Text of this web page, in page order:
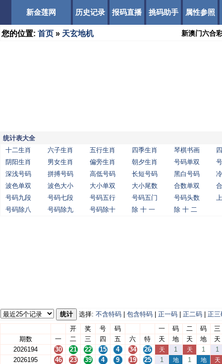
新金莲网 历史记录 报码直播 挑码助手 属性参照
您的位置: 首页 » 天玄地机 新澳门六合
统计表大全
十二生肖
六子生肖 五行生肖 四季生肖 琴棋书画
阴阳生肖
男女生肖 偏旁生肖 朝夕生肖 号码单双
深浅号码
拼搏号码 高低号码 长短号码 黑白号码
波色单双
波色大小 大小单双 大小尾数 合数单双
号码九段
号码七段 号码五行 号码五门 号码头数
号码除八
号码除九 号码除十 除 十 一 除 十 二
统计 选择: 不含特码 包含特码 正一码 正二码
正三
开
奖 号 码 一 码 二 码
三
期数
一 二 三 四 五 六 特 天 地 天 地
天
2026194
30 21 22 15 4 34 26 天 1 天 1
1
2026195
46 23 39 4 9 19 25 1 地 1 地 天